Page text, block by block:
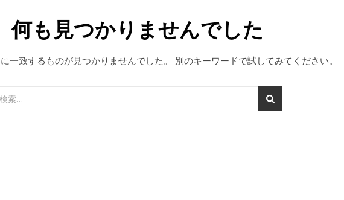
何も見つかりませんでした
一致するものが見つかりませんでした。 別のキーワードで試してみてください。